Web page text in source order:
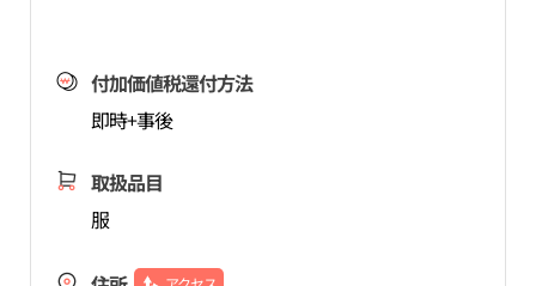
付加価値税還付方法
即時+事後
取扱品目
服